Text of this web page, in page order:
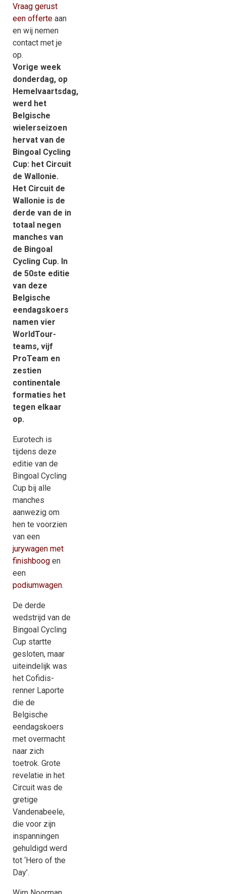
Vraag gerust
een offerte aan
en wij nemen
contact met je
op.
Vorige week
donderdag, op
Hemelvaartsdag,
werd het
Belgische
wielerseizoen
hervat van de
Bingoal Cycling
Cup: het Circuit
de Wallonie.
Het Circuit de
Wallonie is de
derde van de in
totaal negen
manches van
de Bingoal
Cycling Cup. In
de 50ste editie
van deze
Belgische
eendagskoers
namen vier
WorldTour-
teams, vijf
ProTeam en
zestien
continentale
formaties het
tegen elkaar
op.
Eurotech is
tijdens deze
editie van de
Bingoal Cycling
Cup bij alle
manches
aanwezig om
hen te voorzien
van een
jurywagen met
finishboog en
een
podiumwagen.
De derde
wedstrijd van de
Bingoal Cycling
Cup startte
gesloten, maar
uiteindelijk was
het Cofidis-
renner Laporte
die de
Belgische
eendagskoers
met overmacht
naar zich
toetrok. Grote
revelatie in het
Circuit was de
gretige
Vandenabeele,
die voor zijn
inspanningen
gehuldigd werd
tot ‘Hero of the
Day’.